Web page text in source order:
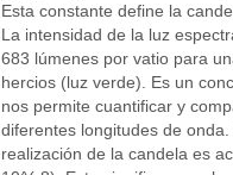
Esta constante define la
La intensidad de la luz
683 lúmenes por vatio para
hercios (luz verde). Es un
nos permite cuantificar y
diferentes longitudes de
realización de la candela es